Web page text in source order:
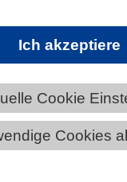
Ich akzeptiere
Cookie
Cookies